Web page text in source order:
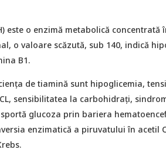
este o enzimă metabolică concentrată
o valoare scăzută, sub 140, indică
B1.
de tiamină sunt hipoglicemia,
sensibilitatea la carbohidrați,
glucoza prin bariera
enzimatică a piruvatului în acetil